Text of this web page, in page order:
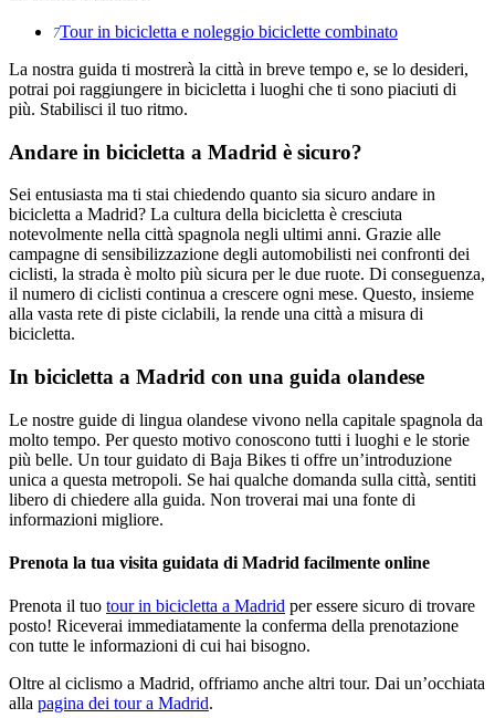
7Tour in bicicletta e noleggio biciclette combinato
La nostra guida ti mostrerà la città in breve tempo e, se lo desideri,
potrai poi raggiungere in bicicletta i luoghi che ti sono piaciuti di
più. Stabilisci il tuo ritmo.
Andare in bicicletta a Madrid è sicuro?
Sei entusiasta ma ti stai chiedendo quanto sia sicuro andare in
bicicletta a Madrid? La cultura della bicicletta è cresciuta
notevolmente nella città spagnola negli ultimi anni. Grazie alle
campagne di sensibilizzazione degli automobilisti nei confronti dei
ciclisti, la strada è molto più sicura per le due ruote. Di conseguenza,
il numero di ciclisti continua a crescere ogni mese. Questo, insieme
alla vasta rete di piste ciclabili, la rende una città a misura di
bicicletta.
In bicicletta a Madrid con una guida olandese
Le nostre guide di lingua olandese vivono nella capitale spagnola da
molto tempo. Per questo motivo conoscono tutti i luoghi e le storie
più belle. Un tour guidato di Baja Bikes ti offre un’introduzione
unica a questa metropoli. Se hai qualche domanda sulla città, sentiti
libero di chiedere alla guida. Non troverai mai una fonte di
informazioni migliore.
Prenota la tua visita guidata di Madrid facilmente online
Prenota il tuo tour in bicicletta a Madrid per essere sicuro di trovare
posto! Riceverai immediatamente la conferma della prenotazione
con tutte le informazioni di cui hai bisogno.
Oltre al ciclismo a Madrid, offriamo anche altri tour. Dai un’occhiata
alla pagina dei tour a Madrid.